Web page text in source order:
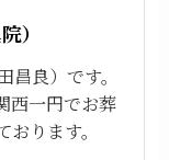
）
良）です。
西一円でお葬
ります。